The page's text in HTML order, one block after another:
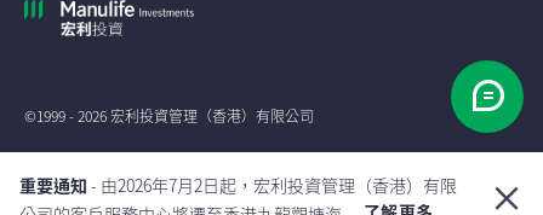
©1999 - 2026 宏利投資管理（香港）有限公司
重要通知 - 由2026年7月2日起，宏利投資管理（香港）有限